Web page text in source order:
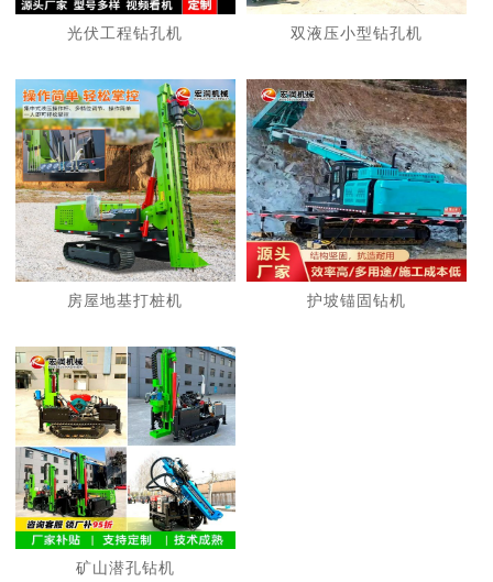
光伏工程钻孔机 双液压小型钻孔机
房屋地基打桩机 护坡锚固钻机
矿山潜孔钻机